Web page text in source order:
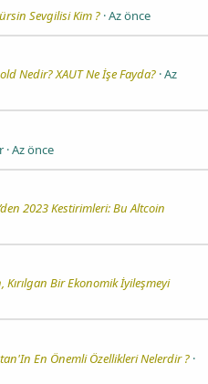
Sevgilisi Kim ? Az önce
Nedir? XAUT Ne İşe Fayda? Az
Az önce
2023 Kestirimleri: Bu Altcoin
Kırılgan Bir Ekonomik İyileşmeyi
En Önemli Özellikleri Nelerdir ?